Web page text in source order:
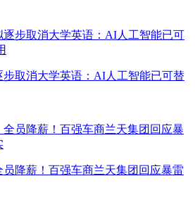
步取消大学英语：AI人工智能已可替
降薪！百强车商兰天集团回应暴雷